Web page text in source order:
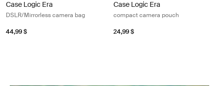
Case Logic Era
DSLR/Mirrorless camera bag
44,99 $
Case Logic Era
compact camera pouch
24,99 $